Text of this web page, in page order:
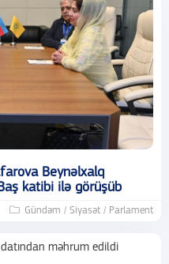
Beynəlxalq
katibi ilə görüşüb
Gündəm / Siyasət / Parlament